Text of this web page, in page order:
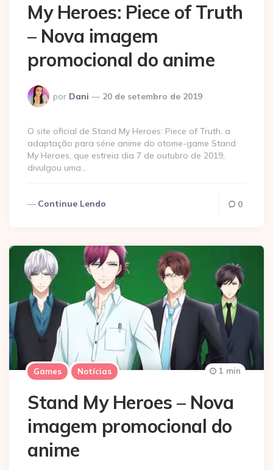
My Heroes: Piece of Truth
– Nova imagem
promocional do anime
Postado
por
por Dani 20 de setembro de 2019
O site oficial de Stand My Heroes: Piece of Truth, a
adaptação para série anime do otome-game Stand
My Heroes, que estreia dia 7 de outubro de 2019,
divulgou uma…
Continue Lendo 0
Games Notícias
Stand My Heroes – Nova
imagem promocional do
anime
1 min